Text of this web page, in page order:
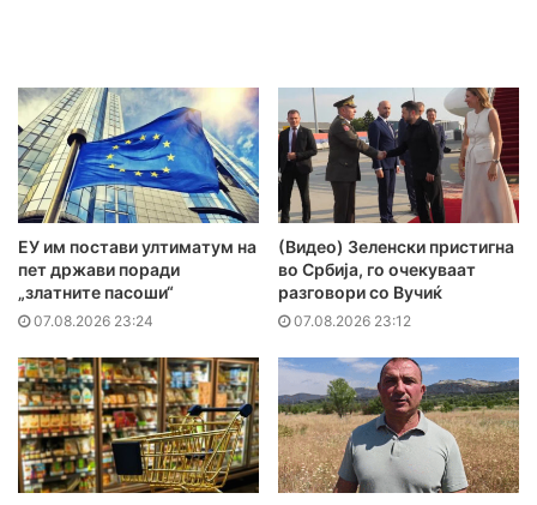
ЕУ им постави ултиматум на
пет држави поради
„златните пасоши“
07.08.2026 23:24
(Видео) Зеленски пристигна
во Србија, го очекуваат
разговори со Вучиќ
07.08.2026 23:12